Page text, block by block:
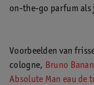
on-the-go parfum als
Voorbeelden van
cologne, Bruno
Absolute Man eau de